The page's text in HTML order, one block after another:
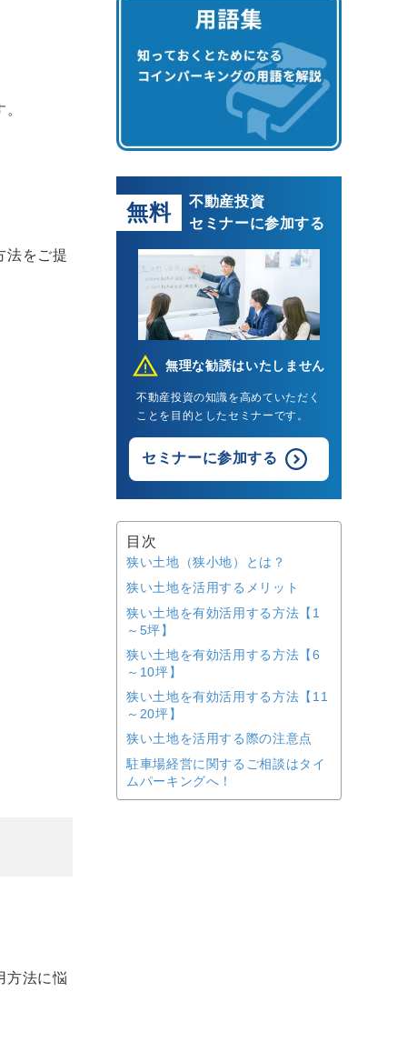
法をご提
方法に悩
無料
不動産投資
セミナーに参加する
無理な勧誘はいたしません
不動産投資の知識を高めていただく
ことを目的としたセミナーです。
セミナーに参加する
目次
狭い土地（狭小地）とは？
狭い土地を活用するメリット
狭い土地を有効活用する方法【1
～5坪】
狭い土地を有効活用する方法【6
～10坪】
狭い土地を有効活用する方法【11
～20坪】
狭い土地を活用する際の注意点
駐車場経営に関するご相談はタイ
ムパーキングへ！